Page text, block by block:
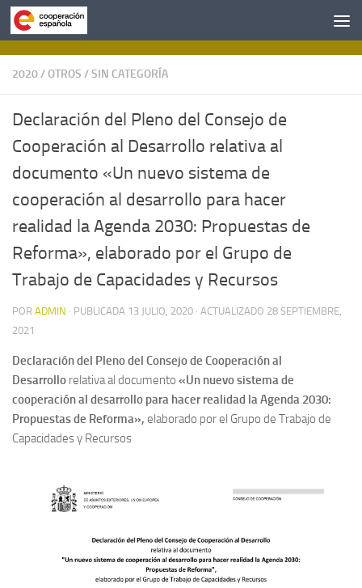
Saltar al contenido
2020/OTROS /SIN CATEGORÍA
Declaración del Pleno del Consejo de
Cooperación al Desarrollo relativa al
documento «Un nuevo sistema de
cooperación al desarrollo para hacer
realidad la Agenda 2030: Propuestas de
Reforma», elaborado por el Grupo de
Trabajo de Capacidades y Recursos
POR ADMIN · PUBLICADA 13 JULIO, 2020 · ACTUALIZADO 28 SEPTIEMBRE,
2021
Declaración del Pleno del Consejo de Cooperación al
Desarrollo relativa al documento «Un nuevo sistema de
cooperación al desarrollo para hacer realidad la Agenda 2030:
Propuestas de Reforma», elaborado por el Grupo de Trabajo de
Capacidades y Recursos